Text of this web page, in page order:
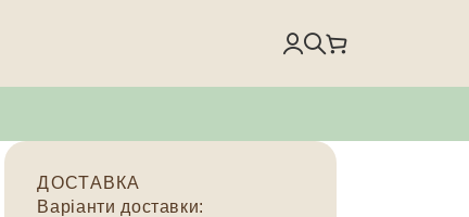
ДОСТАВКА
Варіанти доставки: